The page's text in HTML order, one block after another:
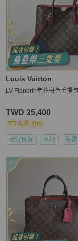
Louis Vuitton
LV Flandrin老花拼色手提包
TWD 35,400
現折 800
狀況良好 本地 免運